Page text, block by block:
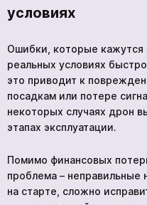
условиях
Ошибки, которые кажутся
реальных условиях
это приводит к
посадкам или потере
некоторых случаях дрон
этапах эксплуатации.
Помимо финансовых
проблема –
на старте, сложно